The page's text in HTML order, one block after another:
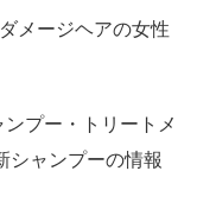
メージヘアの女性
プー・トリートメ
シャンプーの情報